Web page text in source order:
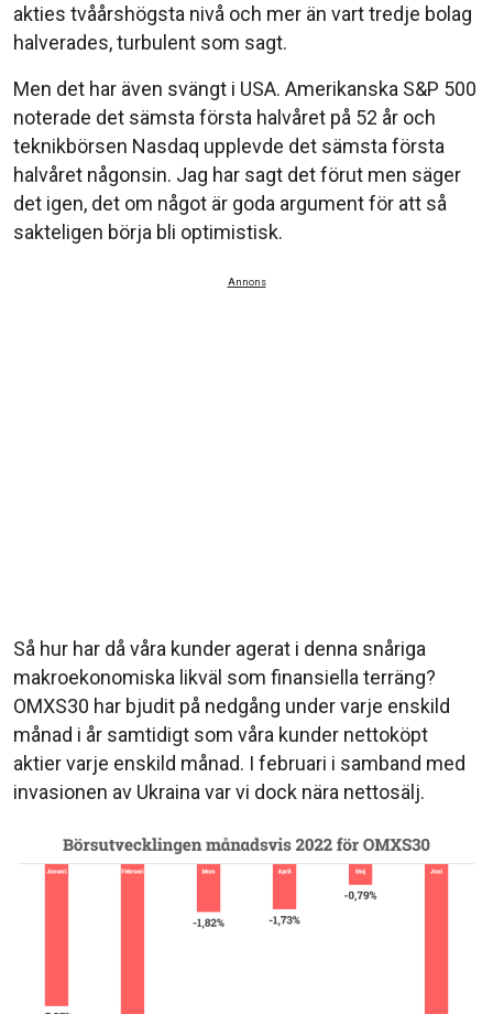
akties tvåårshögsta nivå och mer än vart tredje bolag
halverades, turbulent som sagt.
Men det har även svängt i USA. Amerikanska S&P 500
noterade det sämsta första halvåret på 52 år och
teknikbörsen Nasdaq upplevde det sämsta första
halvåret någonsin. Jag har sagt det förut men säger
det igen, det om något är goda argument för att så
sakteligen börja bli optimistisk.
Annons
Så hur har då våra kunder agerat i denna snåriga
makroekonomiska likväl som finansiella terräng?
OMXS30 har bjudit på nedgång under varje enskild
månad i år samtidigt som våra kunder nettoköpt
aktier varje enskild månad. I februari i samband med
invasionen av Ukraina var vi dock nära nettosälj.